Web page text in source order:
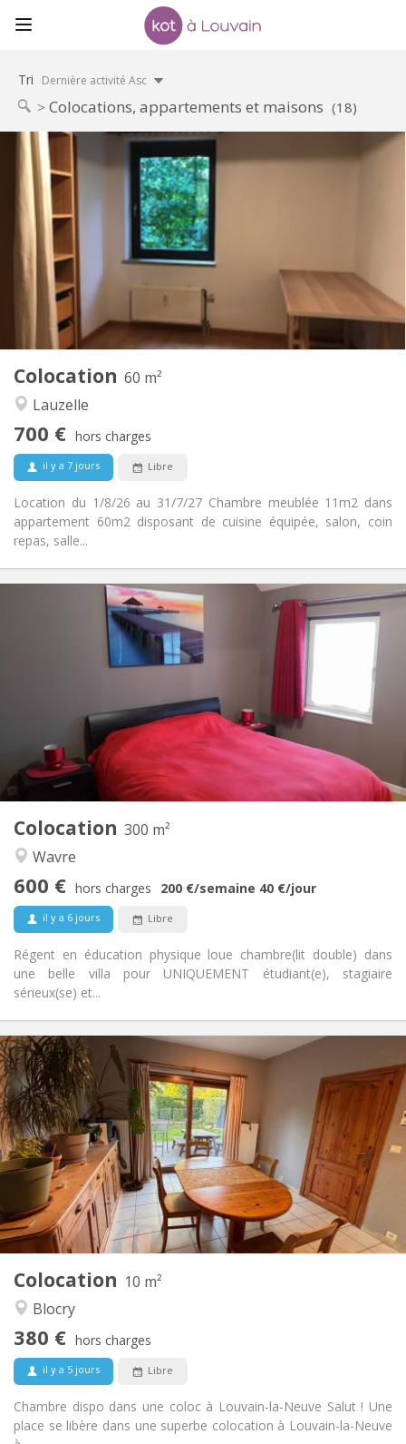
Tri Dernière activité Asc
Colocations, appartements et maisons (18)
Colocation 60 m²
Lauzelle
700 € hors charges
il y a 7 jours Libre
Location du 1/8/26 au 31/7/27 Chambre meublée 11m2 dans
appartement 60m2 disposant de cuisine équipée, salon, coin
repas, salle...
Infos Pratiques
Aménagement
Salle de bain:
Commune
Commune
Superficie:
2
Pièces privées:
1
Colocation 300 m²
Wavre
600 € hors charges 200 €/semaine 40 €/jour
il y a 6 jours Libre
Régent en éducation physique loue chambre(lit double) dans
une belle villa pour UNIQUEMENT étudiant(e), stagiaire
sérieux(se) et...
Infos Pratiques
Loyer:
600 €
Charges:
Durée:
12 mois, 11 mois, 10 mois, 5-6 mois, 3-4 mois,
vacances d'été, au mois, à la semaine, à la journée
Domiciliation:
Non
Aménagement
Salle de bain:
Privée
Cuisine:
Commune
Superficie:
300 m
2
Colocation 10 m²
Blocry
380 € hors charges
il y a 5 jours Libre
Chambre dispo dans une coloc à Louvain-la-Neuve Salut ! Une
place se libère dans une superbe colocation à Louvain-la-Neuve
Infos Pratiques
Loyer:
380 €
Charges:
120 €
Durée:
12 mois
Domiciliation:
Acceptée
Aménagement
Salle de bain:
Commune
Cuisine:
Commune
Superficie:
10 m
Pièces privées:
1